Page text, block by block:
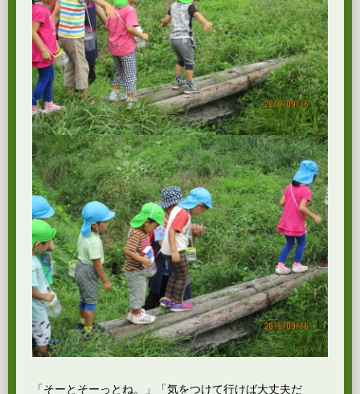
「そーとそーっとね。」「気をつけて行けば大丈夫だ